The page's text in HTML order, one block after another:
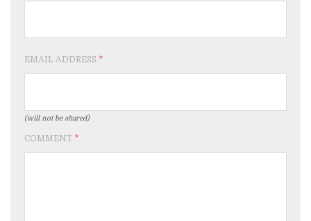
EMAIL ADDRESS *
(will not be shared)
COMMENT *